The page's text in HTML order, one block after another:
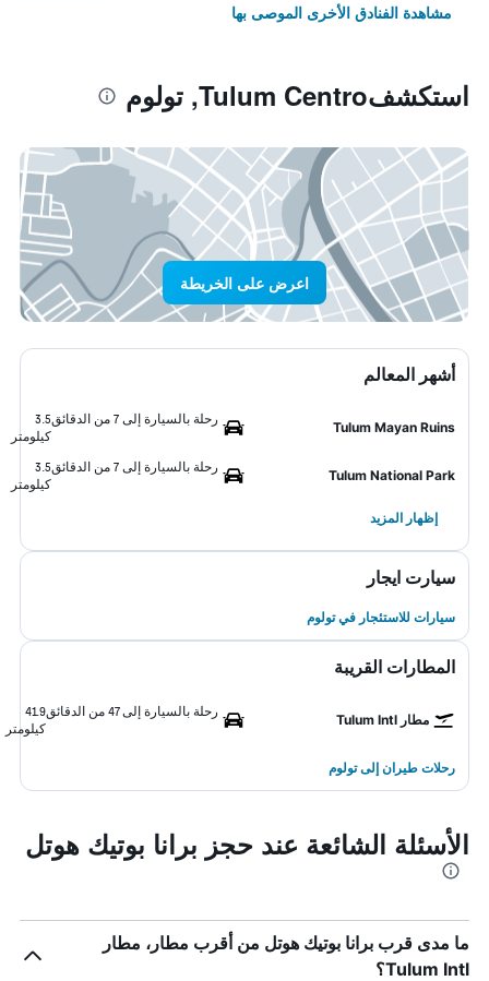
مشاهدة الفنادق الأخرى الموصى بها
استكشفTulum Centro, تولوم
اعرض على الخريطة
أشهر المعالم
Tulum Mayan Ruins
رحلة بالسيارة إلى 7 من الدقائق
3.5
كيلومتر
Tulum National Park
رحلة بالسيارة إلى 7 من الدقائق
3.5
كيلومتر
إظهار المزيد
سيارت ايجار
سيارات للاستئجار في تولوم
المطارات القريبة
مطار Tulum Intl
رحلة بالسيارة إلى 47 من الدقائق
41.9
كيلومتر
رحلات طيران إلى تولوم
الأسئلة الشائعة عند حجز برانا بوتيك هوتل
ما مدى قرب برانا بوتيك هوتل من أقرب مطار، مطار
Tulum Intl؟